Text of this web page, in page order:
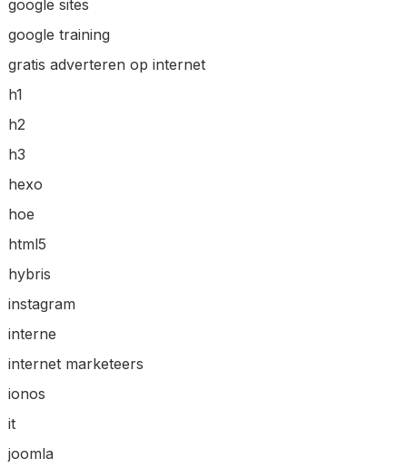
google sites
google training
gratis adverteren op internet
h1
h2
h3
hexo
hoe
html5
hybris
instagram
interne
internet marketeers
ionos
it
joomla